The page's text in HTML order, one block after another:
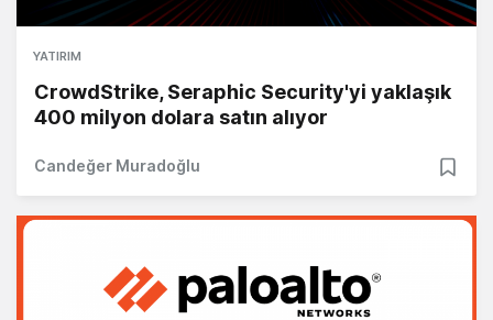
YATIRIM
CrowdStrike, Seraphic Security'yi yaklaşık
400 milyon dolara satın alıyor
Candeğer Muradoğlu